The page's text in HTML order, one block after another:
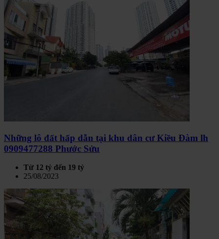
Những lô đất hấp dẫn tại khu dân cư Kiều Đàm lh
0909477288 Phước Sửu
Từ 12 tỷ đến 19 tỷ
25/08/2023